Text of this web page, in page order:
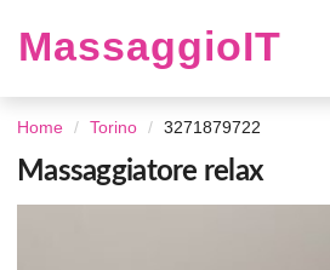
MassaggioIT
Home Torino 3271879722
Massaggiatore relax